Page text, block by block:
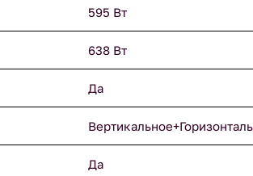
595 Вт
638 Вт
Да
Да